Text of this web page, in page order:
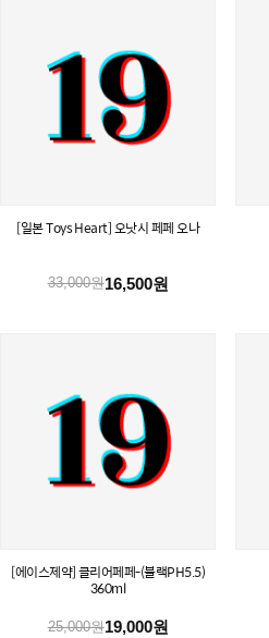
[일본 Toys Heart] 오낫시 페페 오나
33,000원16,500원
[에이스제약] 클리어페페-(블랙PH5.5)
360ml
25,000원19,000원